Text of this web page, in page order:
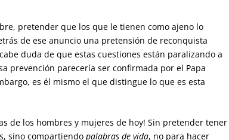
pretender que los que le tienen como ajeno lo
de ese anuncio una pretensión de reconquista
duda de que estas cuestiones están paralizando a
prevención parecería ser confirmada por el Papa
es él mismo el que distingue lo que es esta
de los hombres y mujeres de hoy! Sin pretender tener
sino compartiendopalabras de vida, no para hacer